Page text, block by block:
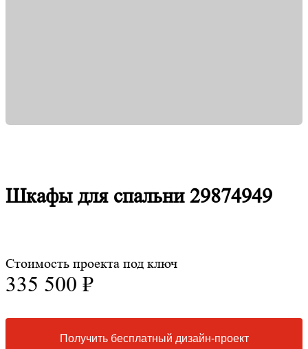
Шкафы для спальни 29874949
Стоимость проекта под ключ
335 500 ₽
Получить бесплатный дизайн-проект